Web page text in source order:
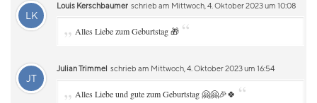
LK
Louis Kerschbaumer schrieb am Mittwoch, 4. Oktober 2023 um 10:08
„ Alles Liebe zum Geburtstag 🎁 “
JT
Julian Trimmel schrieb am Mittwoch, 4. Oktober 2023 um 16:54
„ Alles Liebe und gute zum Geburtstag 🤗🤗🎉🍀 “